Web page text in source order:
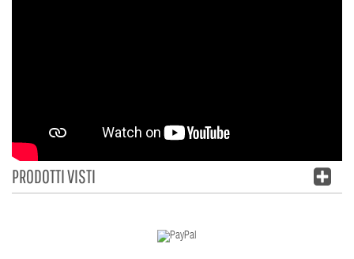
PRODOTTI VISTI